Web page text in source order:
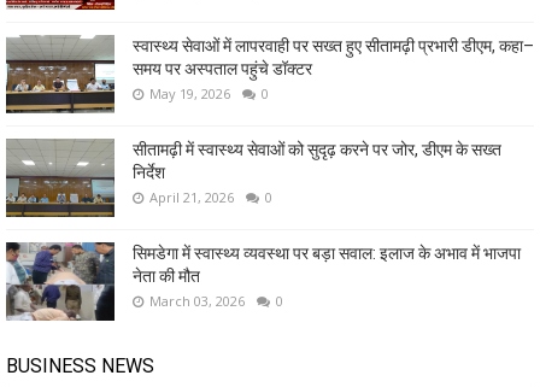
स्वास्थ्य सेवाओं में लापरवाही पर सख्त हुए सीतामढ़ी प्रभारी डीएम, कहा–
समय पर अस्पताल पहुंचे डॉक्टर
May 19, 2026 0
सीतामढ़ी में स्वास्थ्य सेवाओं को सुदृढ़ करने पर जोर, डीएम के सख्त
निर्देश
April 21, 2026 0
सिमडेगा में स्वास्थ्य व्यवस्था पर बड़ा सवाल: इलाज के अभाव में भाजपा
नेता की मौत
March 03, 2026 0
BUSINESS NEWS